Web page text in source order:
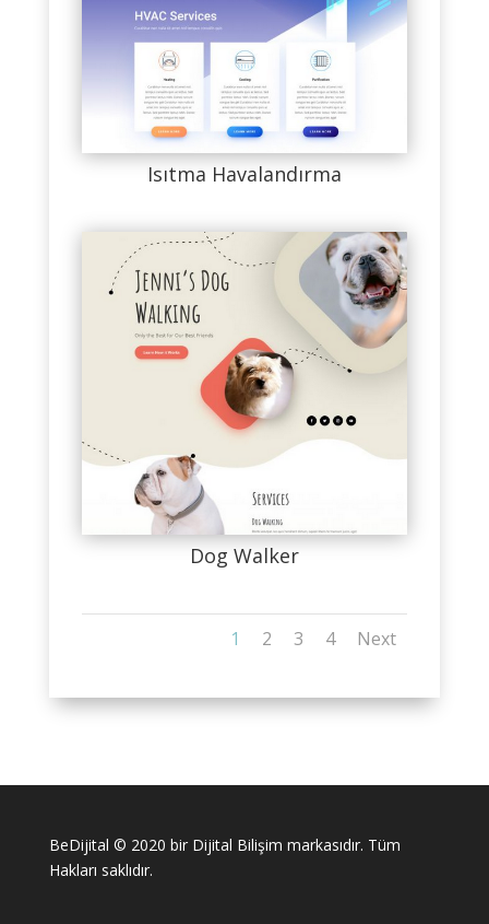
Isıtma Havalandırma
Dog Walker
1 2 3 4 Next
BeDijital © 2020 bir Dijital Bilişim markasıdır. Tüm
Hakları saklıdır.